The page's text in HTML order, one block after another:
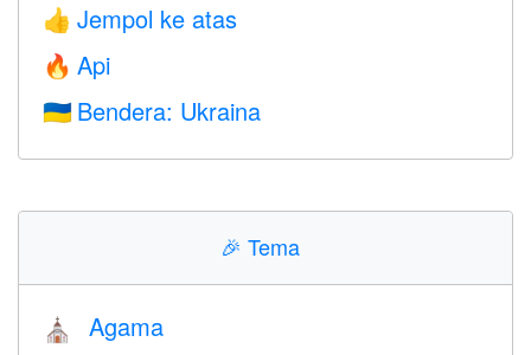
👍 Jempol ke atas
🔥 Api
🇺🇦 Bendera: Ukraina
🎉 Tema
⛪️ Agama